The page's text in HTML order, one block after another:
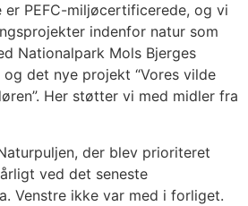
er PEFC-miljøcertificerede, og vi
indenfor natur som
Nationalpark Mols Bjerges
det nye projekt “Vores vilde
Her støtter vi med midler fra
der blev prioriteret
ved det seneste
Venstre ikke var med i forliget.